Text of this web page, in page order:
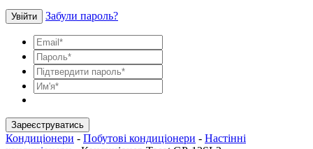
Увійти Забули пароль?
Зареєструватись
Кондиціонери - Побутові кондиціонери - Настінні